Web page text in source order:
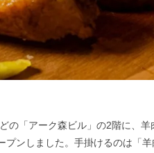
の「アーク森ビル」の2階に、
ンしました。手掛けるのは「